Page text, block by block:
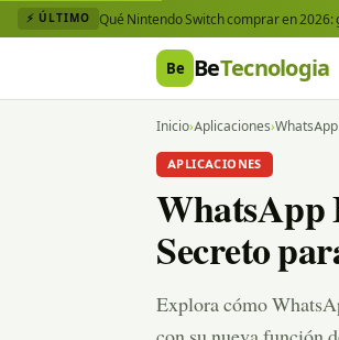
⚡ ÚLTIMO Qué Nintendo Switch comprar en
Be BeTecnologia
Inicio›Aplicaciones›
APLICACIONES
WhatsApp
Secreto
Explora cómo